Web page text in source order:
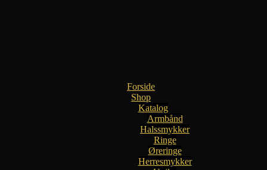
Forside
Shop
Katalog
Armbånd
Halssmykker
Ringe
Øreringe
Herresmykker